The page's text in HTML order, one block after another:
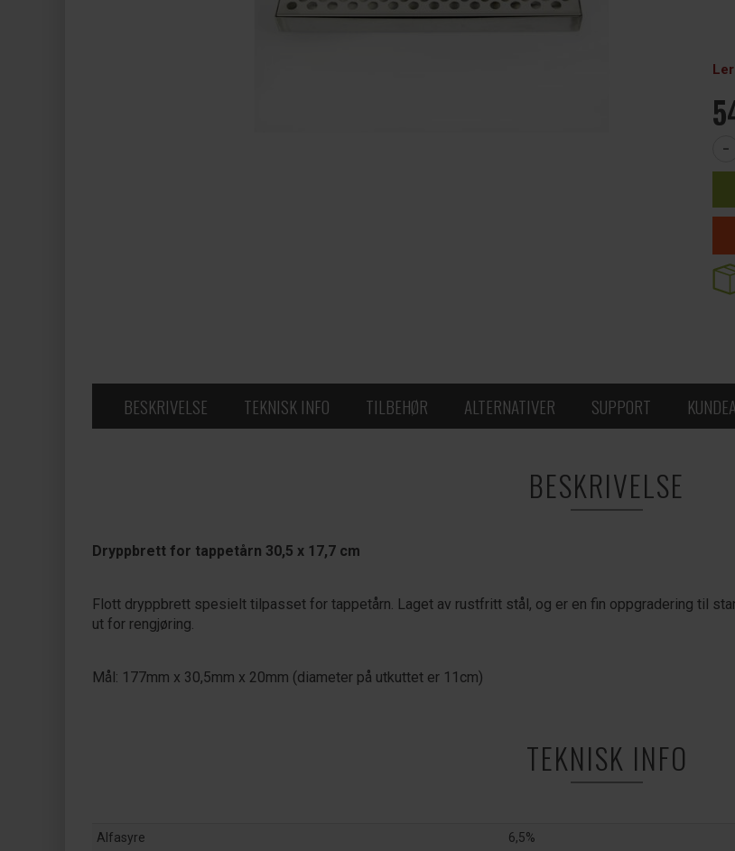
-
BESKRIVELSE TEKNISK INFO TILBEHØR ALTERNATIVER SUPPORT
BESKRIVELSE
Dryppbrett for tappetårn 30,5 x 17,7 cm
Flott dryppbrett spesielt tilpasset for tappetårn. Laget av rustfritt stål, og er en fin oppgradering til
ut for rengjøring.
Mål: 177mm x 30,5mm x 20mm (diameter på utkuttet er 11cm)
TEKNISK INFO
Alfasyre
6,5%